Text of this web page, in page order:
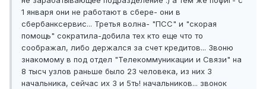
1 января они не работают в сбере- они в
сбербанксервис... Третья волна- "ПСС" и "скорая
помощь" сократила-добила тех кто еще что то
соображал, либо держался за счет кредитов... Звоню
знакомому в под отдел "Телекоммуникации и Связи" на
8 тысч узлов раньше было 23 человека, из них 3
начальника, сейчас их 3 и 5ть! начальников... звонок